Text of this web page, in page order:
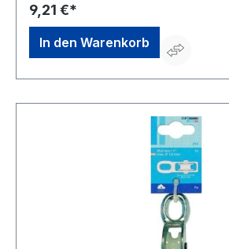
9,21 €*
In den Warenkorb